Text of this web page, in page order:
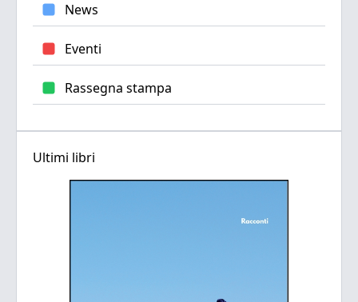
News
Eventi
Rassegna stampa
Ultimi libri